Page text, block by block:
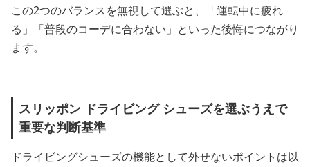
この2つのバランスを無視して選ぶと、「運転中に疲れ
る」「普段のコーデに合わない」といった後悔につながり
ます。
スリッポン ドライビング シューズを選ぶうえで
重要な判断基準
ドライビングシューズの機能として外せないポイントは以